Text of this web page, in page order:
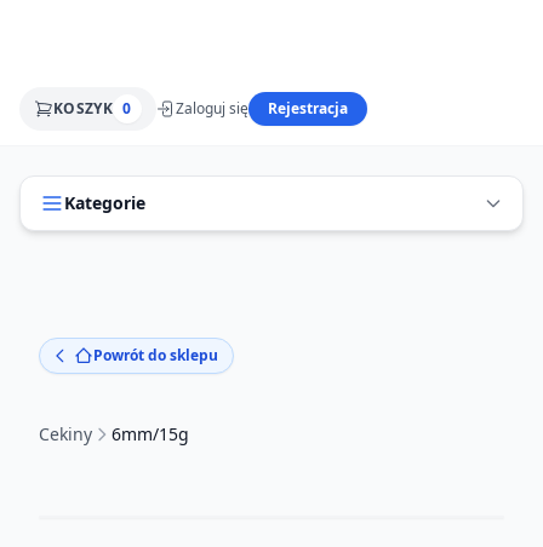
KOSZYK 0 Zaloguj się Rejestracja
Kategorie
Powrót do sklepu
Cekiny 6mm/15g